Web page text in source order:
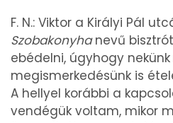
F. N.: Viktor a Királyi Pál
Szobakonyhanevű
ebédelni, úgyhogy
megismerkedésünk is
A hellyel korábbi a
vendégük voltam, mikor